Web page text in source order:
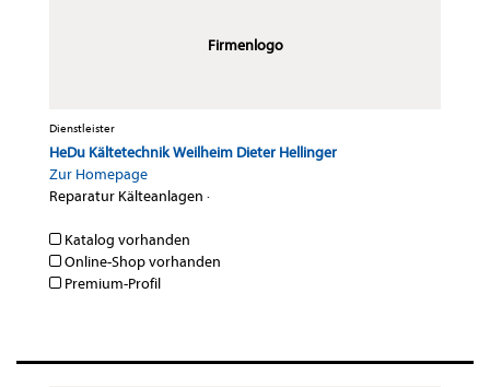
Firmenlogo
Dienstleister
HeDu Kältetechnik Weilheim Dieter Hellinger
Zur Homepage
Reparatur Kälteanlagen ·
Katalog vorhanden
Online-Shop vorhanden
Premium-Profil